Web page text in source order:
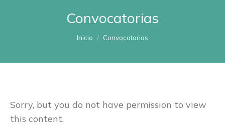
Convocatorias
Estás aquí:
Inicio Convocatorias
Sorry, but you do not have permission to view
this content.